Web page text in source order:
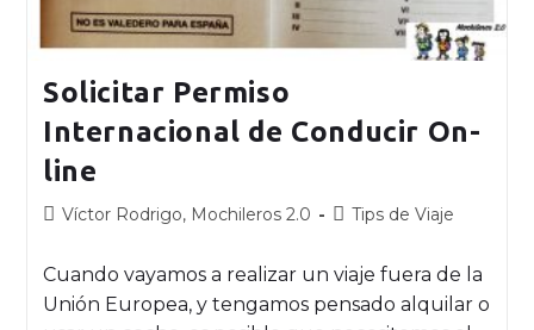
Solicitar Permiso
Internacional de Conducir On-
line
Víctor Rodrigo, Mochileros 2.0 Tips de Viaje
Cuando vayamos a realizar un viaje fuera de la
Unión Europea, y tengamos pensado alquilar o